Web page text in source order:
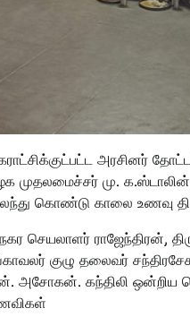
அரசினர்
முதலமைச்சர் மு.
கொண்டு காலை உணவு
நகர செயலாளர்
குழு தலைவர்
அசோகன். கந்திலி